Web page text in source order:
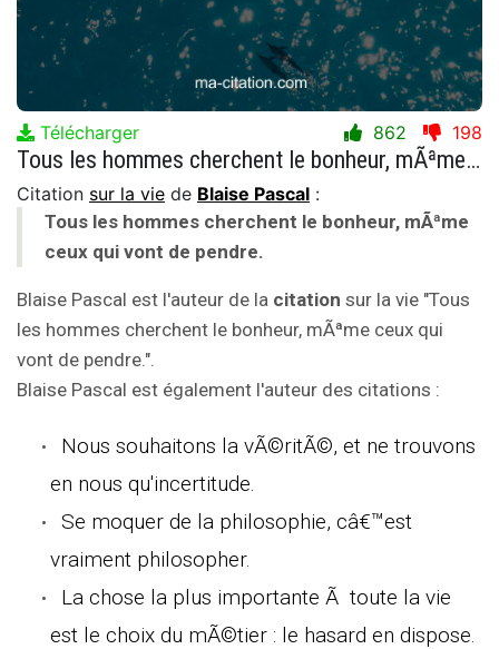
Télécharger 862 198
Tous les hommes cherchent le bonheur, mÃªme ceux qui vont de pendre.
Citation sur la vie de Blaise Pascal :
Tous les hommes cherchent le bonheur, mÃªme
ceux qui vont de pendre.
Blaise Pascal est l'auteur de la citation sur la vie "Tous
les hommes cherchent le bonheur, mÃªme ceux qui
vont de pendre.".
Blaise Pascal est également l'auteur des citations :
Nous souhaitons la vÃ©ritÃ©, et ne trouvons
en nous qu'incertitude.
Se moquer de la philosophie, câ€™est
vraiment philosopher.
La chose la plus importante Ã toute la vie
est le choix du mÃ©tier : le hasard en dispose.